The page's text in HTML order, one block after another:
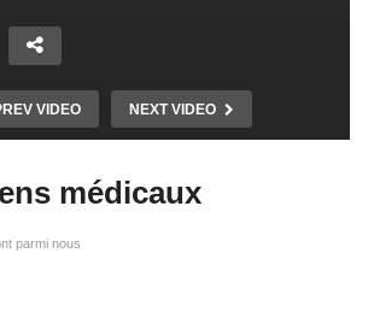
VIDEO NEXT VIDEO
médicaux
parmi nous